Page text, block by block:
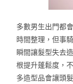
多數男生出門都
時間整理，但事
瞬間讓髮型失去
根提升蓬鬆度，
多造型品會讓頭